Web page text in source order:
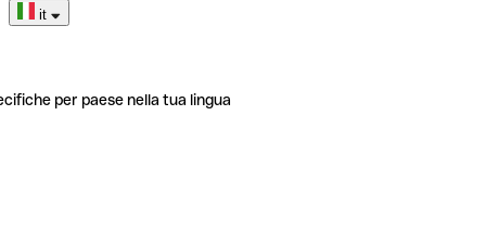
it
per paese nella tua lingua